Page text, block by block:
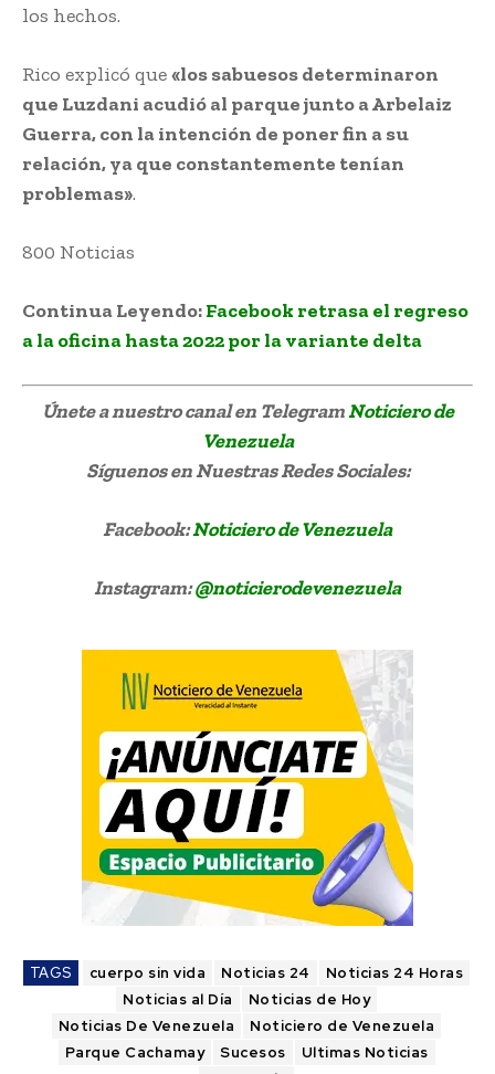
los hechos.
Rico explicó que«los sabuesos determinaron
que Luzdani acudió al parque junto a Arbelaiz
Guerra, con la intención de poner fin a su
relación, ya que constantemente tenían
problemas».
800 Noticias
Continua Leyendo:Facebook retrasa el regreso
a la oficina hasta 2022 por la variante delta
Únete a nuestro canal en TelegramNoticiero de
Venezuela
Síguenosen Nuestras Redes Sociales:
Facebook:Noticiero de Venezuela
Instagram:@noticierodevenezuela
TAGS cuerpo sin vida Noticias 24
Noticias 24 Horas
Noticias al Día
Noticias de Hoy
Noticias De Venezuela
Noticiero de Venezuela
Parque Cachamay
Sucesos
Ultimas Noticias